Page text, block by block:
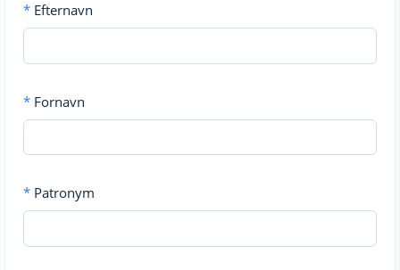
* Efternavn
* Fornavn
* Patronym